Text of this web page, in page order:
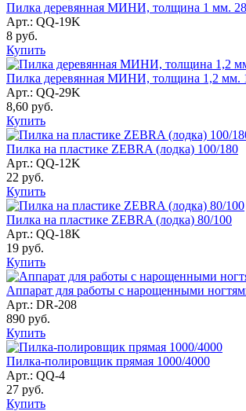
Пилка деревянная МИНИ, толщина 1 мм.
Арт.: QQ-19K
8 руб.
Купить
Пилка деревянная МИНИ, толщина 1,2 мм.
Арт.: QQ-29K
8,60 руб.
Купить
Пилка на пластике ZEBRA (лодка) 100/180
Арт.: QQ-12K
22 руб.
Купить
Пилка на пластике ZEBRA (лодка) 80/100
Арт.: QQ-18K
19 руб.
Купить
Аппарат для работы с нарощенными
Арт.: DR-208
890 руб.
Купить
Пилка-полировщик прямая 1000/4000
Арт.: QQ-4
27 руб.
Купить